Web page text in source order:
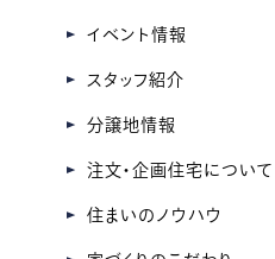
イベント情報
スタッフ紹介
分譲地情報
注文・企画住宅について
住まいのノウハウ